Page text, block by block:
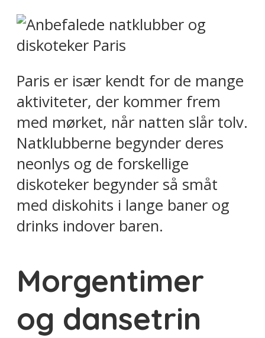
Paris er især kendt for de mange
aktiviteter, der kommer frem
med mørket, når natten slår tolv.
Natklubberne begynder deres
neonlys og de forskellige
diskoteker begynder så småt
med diskohits i lange baner og
drinks indover baren.
Morgentimer
og dansetrin